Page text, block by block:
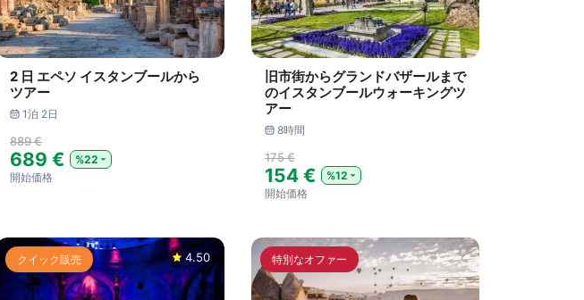
2 日 エペソ イスタンブールから
ツアー
1泊 2日
889 €
689 €
%22
開始価格
旧市街からグランドバザールまで
のイスタンブールウォーキングツ
アー
8時間
175 €
154 €
%12
開始価格
クイック販売 4.50 特別なオファー